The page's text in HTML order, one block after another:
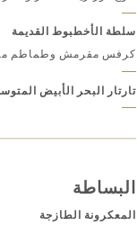
سلطة الأخطبوط القديمة
كرفس مقرمش وطماطم
تارتار البحر الأبيض
البساطة
المعكرونة الطازجة